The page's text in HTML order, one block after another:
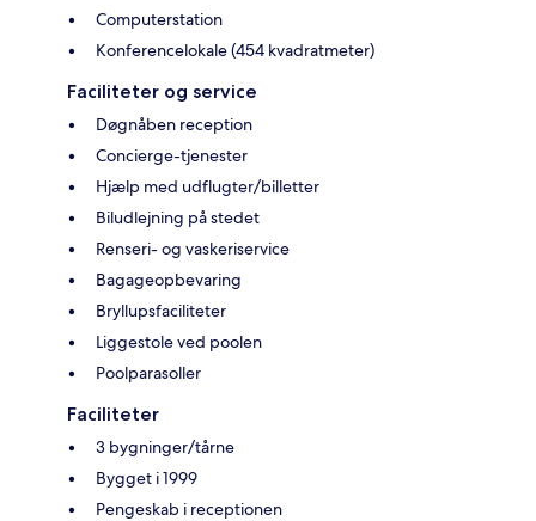
Computerstation
Konferencelokale (454 kvadratmeter)
Faciliteter og service
Døgnåben reception
Concierge-tjenester
Hjælp med udflugter/billetter
Biludlejning på stedet
Renseri- og vaskeriservice
Bagageopbevaring
Bryllupsfaciliteter
Liggestole ved poolen
Poolparasoller
Faciliteter
3 bygninger/tårne
Bygget i 1999
Pengeskab i receptionen